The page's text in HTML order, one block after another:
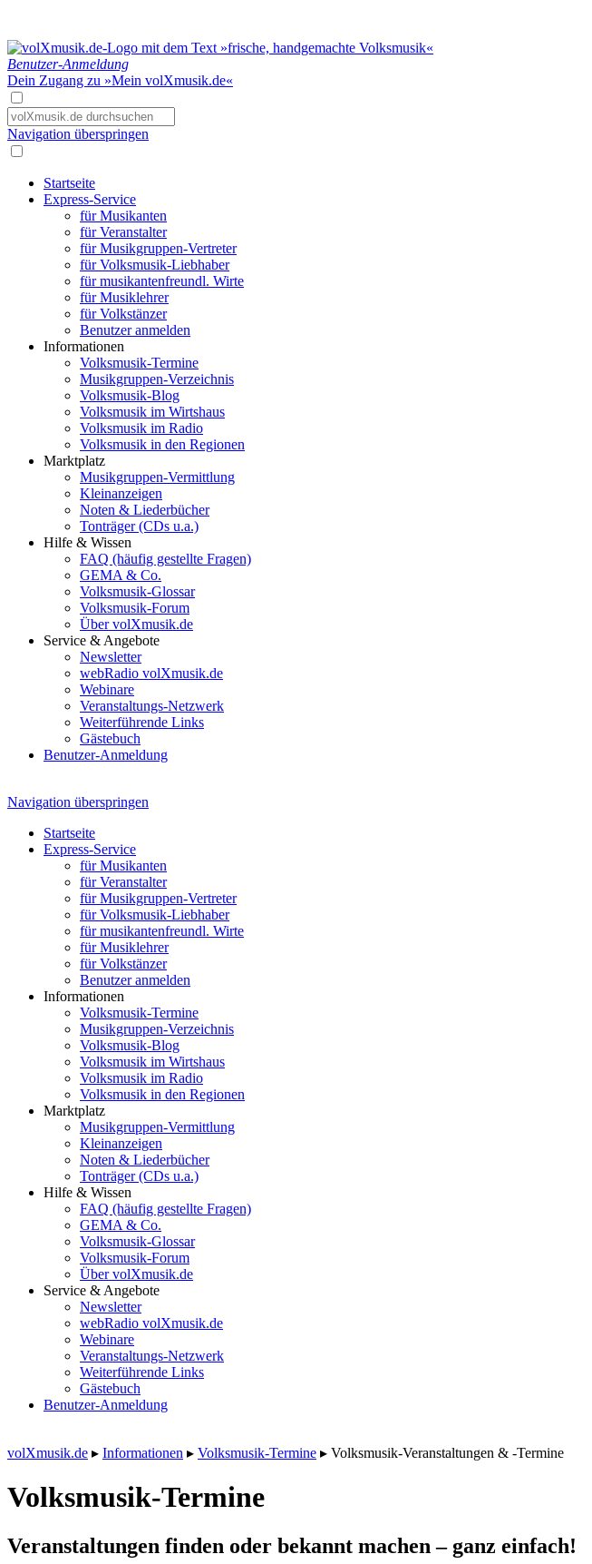
Benutzer-Anmeldung
Dein Zugang zu »Mein volXmusik.de«
Navigation überspringen
Startseite
Express-Service
für Musikanten
für Veranstalter
für Musikgruppen-Vertreter
für Volksmusik-Liebhaber
für musikantenfreundl. Wirte
für Musiklehrer
für Volkstänzer
Benutzer anmelden
Informationen
Volksmusik-Termine
Musikgruppen-Verzeichnis
Volksmusik-Blog
Volksmusik im Wirtshaus
Volksmusik im Radio
Volksmusik in den Regionen
Marktplatz
Musikgruppen-Vermittlung
Kleinanzeigen
Noten & Liederbücher
Tonträger (CDs u.a.)
Hilfe & Wissen
FAQ (häufig gestellte Fragen)
GEMA & Co.
Volksmusik-Glossar
Volksmusik-Forum
Über volXmusik.de
Service & Angebote
Newsletter
webRadio volXmusik.de
Webinare
Veranstaltungs-Netzwerk
Weiterführende Links
Gästebuch
Benutzer-Anmeldung
Navigation überspringen
Startseite
Express-Service
für Musikanten
für Veranstalter
für Musikgruppen-Vertreter
für Volksmusik-Liebhaber
für musikantenfreundl. Wirte
für Musiklehrer
für Volkstänzer
Benutzer anmelden
Informationen
Volksmusik-Termine
Musikgruppen-Verzeichnis
Volksmusik-Blog
Volksmusik im Wirtshaus
Volksmusik im Radio
Volksmusik in den Regionen
Marktplatz
Musikgruppen-Vermittlung
Kleinanzeigen
Noten & Liederbücher
Tonträger (CDs u.a.)
Hilfe & Wissen
FAQ (häufig gestellte Fragen)
GEMA & Co.
Volksmusik-Glossar
Volksmusik-Forum
Über volXmusik.de
Service & Angebote
Newsletter
webRadio volXmusik.de
Webinare
Veranstaltungs-Netzwerk
Weiterführende Links
Gästebuch
Benutzer-Anmeldung
volXmusik.de ▸ Informationen ▸ Volksmusik-Termine ▸ Volksmusik-Veranstaltungen & -Termine
Volksmusik-Termine
Veranstaltungen finden oder bekannt machen – ganz einfach!